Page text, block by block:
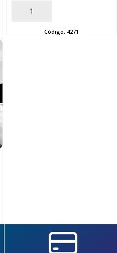
AÑADIR
Código: 4271